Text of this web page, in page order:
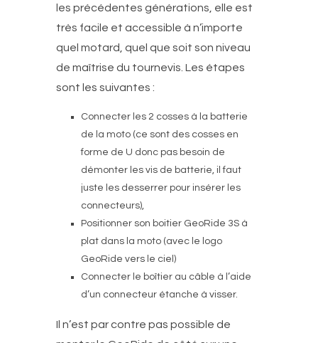
les précédentes générations, elle est
très facile et accessible à n’importe
quel motard, quel que soit son niveau
de maîtrise du tournevis. Les étapes
sont les suivantes :
Connecter les 2 cosses à la batterie
de la moto (ce sont des cosses en
forme de U donc pas besoin de
démonter les vis de batterie, il faut
juste les desserrer pour insérer les
connecteurs),
Positionner son boitier GeoRide 3S à
plat dans la moto (avec le logo
GeoRide vers le ciel)
Connecter le boîtier au câble à l’aide
d’un connecteur étanche à visser.
Il n’est par contre pas possible de